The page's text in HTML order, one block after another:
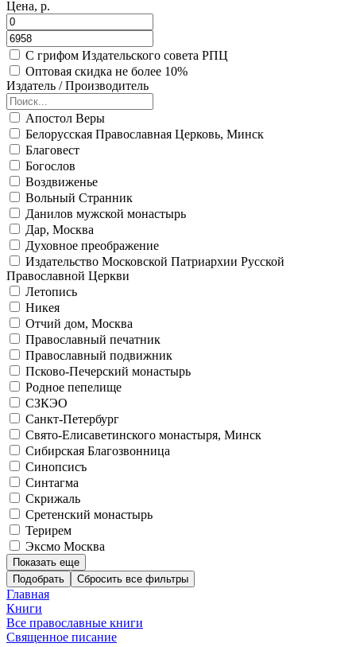
Цена, р.
С грифом Издательского совета РПЦ
Оптовая скидка не более 10%
Издатель / Производитель
Апостол Веры
Белорусская Православная Церковь, Минск
Благовест
Богослов
Воздвиженье
Вольный Странник
Данилов мужской монастырь
Дар, Москва
Духовное преображение
Издательство Московской Патриархии Русской
Православной Церкви
Летопись
Никея
Отчий дом, Москва
Православный печатник
Православный подвижник
Псково-Печерский монастырь
Родное пепелище
СЗКЭО
Санкт-Петербург
Свято-Елисаветинского монастыря, Минск
Сибирская Благозвонница
Синопсисъ
Синтагма
Скрижаль
Сретенский монастырь
Терирем
Эксмо Москва
Показать еще
Подобрать
Главная
Книги
Все православные книги
Священное писание